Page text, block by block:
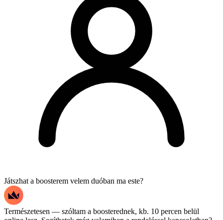
Játszhat a boosterem velem duóban ma este?
Természetesen — szóltam a boosterednek, kb. 10 percen belül